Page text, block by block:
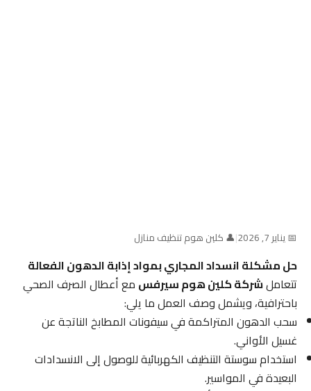
📅 يناير 7, 2026 |👤 كلين هوم تنظيف منازل
حل مشكلة انسداد المجاري بمواد إذابة الدهون الفعالة
تتعاملشركة كلين هوم سيرفسمع أعطال الصرف الصحي
باحترافية، ويشمل وصف العمل ما يلي:
سحب الدهون المتراكمة في سيفونات المطابخ الناتجة عن
غسيل الأواني.
استخدام سوستة التنظيف الكهربائية للوصول إلى الانسدادات
البعيدة في المواسير.